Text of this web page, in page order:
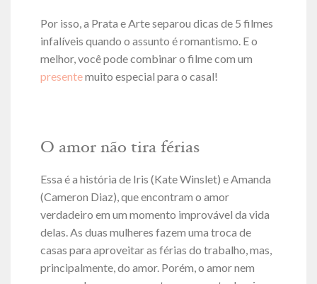
Por isso, a Prata e Arte separou dicas de 5 filmes
infalíveis quando o assunto é romantismo. E o
melhor, você pode combinar o filme com um
presentemuito especial para o casal!
O amor não tira férias
Essa é a história de Iris (Kate Winslet) e Amanda
(Cameron Diaz), que encontram o amor
verdadeiro em um momento improvável da vida
delas. As duas mulheres fazem uma troca de
casas para aproveitar as férias do trabalho, mas,
principalmente, do amor. Porém, o amor nem